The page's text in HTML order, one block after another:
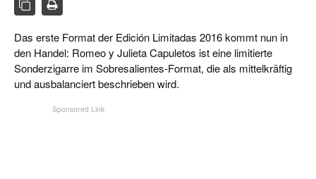
CIGAR LIFE & CULTURE
REISE & LÄNDER
PFEIFEN & SPIRITUOSEN
Das erste Format der Edición Limitadas 2016 kommt nun in
den Handel: Romeo y Julieta Capuletos ist eine limitierte
Sonderzigarre im Sobresalientes-Format, die als mittelkräftig
und ausbalanciert beschrieben wird.